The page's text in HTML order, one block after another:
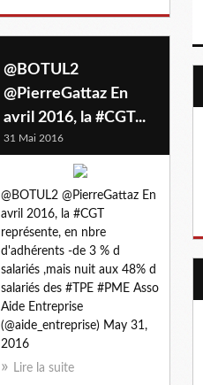
@BOTUL2
@PierreGattaz En
avril 2016, la #CGT...
31 Mai 2016
@BOTUL2 @PierreGattaz En
avril 2016, la #CGT
représente, en nbre
d'adhérents -de 3 % d
salariés ,mais nuit aux 48% d
salariés des #TPE #PME Asso
Aide Entreprise
(@aide_entreprise) May 31,
2016
Lire la suite